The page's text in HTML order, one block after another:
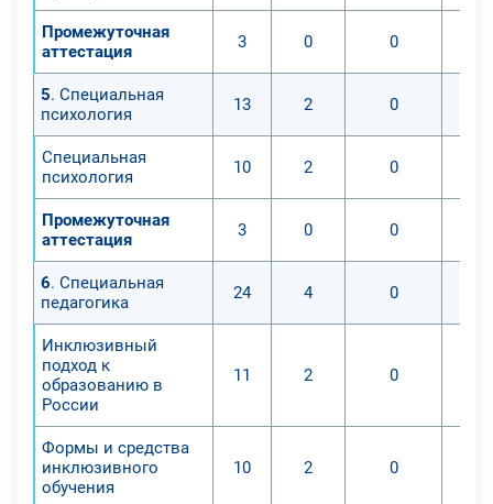
Промежуточная
аттестация
3 0 0
5. Специальная
психология
13 2 0
Специальная
психология
10 2 0
Промежуточная
аттестация
3 0 0
6. Специальная
педагогика
24 4 0
Инклюзивный
подход к
образованию в
России
11 2 0
Формы и средства
инклюзивного
обучения
10 2 0